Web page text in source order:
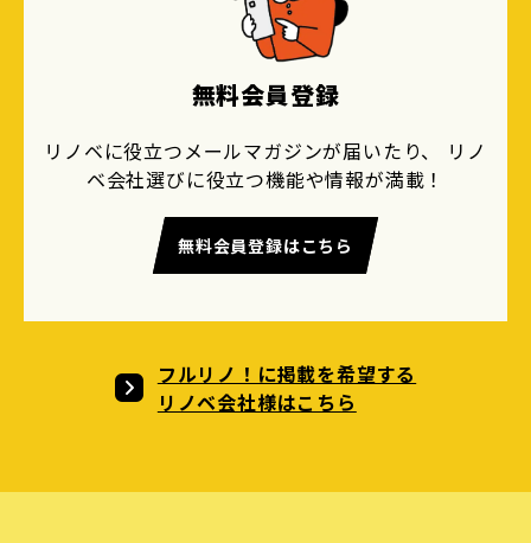
無料会員登録
リノベに役立つメールマガジンが届いたり、 リノ
ベ会社選びに役立つ機能や情報が満載！
無料会員登録はこちら
フルリノ！に掲載を希望する
リノベ会社様はこちら